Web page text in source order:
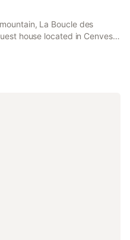
La Boucle des
house located in Cenves,
This property offers
parking and free WiFi.